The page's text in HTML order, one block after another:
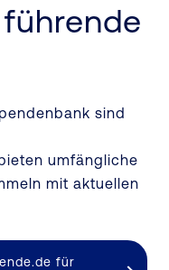
sind
umfängliche
mit aktuellen
für